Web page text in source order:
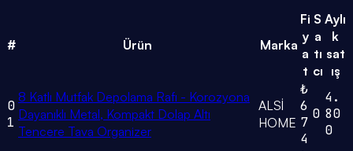
# Ürün Marka
Fi
y
a
t
S
a
tı
cı
Aylı
k
sat
ış
0
1
8 Katlı Mutfak Depolama Rafı - Korozyona
Dayanıklı Metal, Kompakt Dolap Altı
Tencere Tava Organizer
ALSİ
HOME
₺
6
7
4
0
4.
80
0